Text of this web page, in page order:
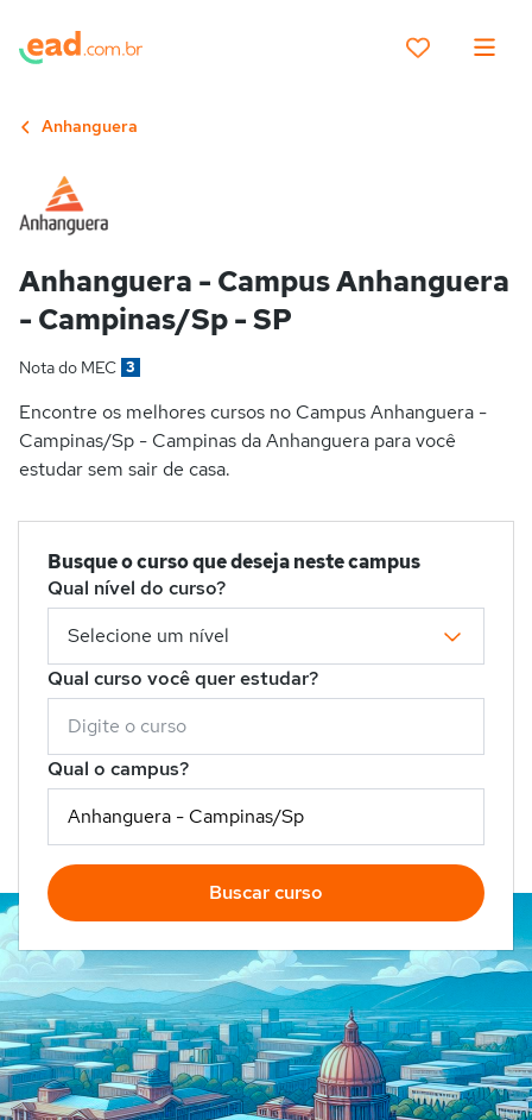
Anhanguera
Anhanguera - Campus Anhanguera
- Campinas/Sp - SP
Nota do MEC 3
Encontre os melhores cursos no Campus Anhanguera -
Campinas/Sp - Campinas da Anhanguera para você
estudar sem sair de casa.
Busque o curso que deseja neste campus
Qual nível do curso?
Qual curso você quer estudar?
Qual o campus?
Buscar curso